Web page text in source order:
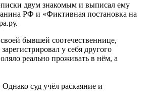
двум знакомым и выписал ему
РФ и «Фиктивная постановка на
бывшей соотечественнице,
у себя другого
реально проживать в нём, а
суд учёл раскаяние и